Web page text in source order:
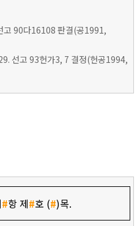
고 90다16108 판결(공1991,
선고 93헌가3, 7 결정(헌공1994,
#항 제#호 (#)목.